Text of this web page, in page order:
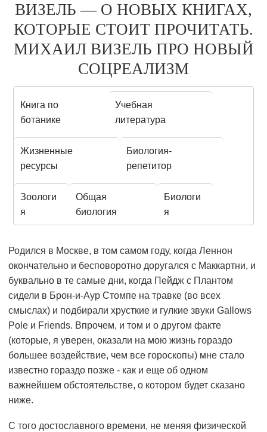
ВИЗЕЛЬ — О НОВЫХ КНИГАХ,
КОТОРЫЕ СТОИТ ПРОЧИТАТЬ.
МИХАИЛ ВИЗЕЛЬ ПРО НОВЫЙ
СОЦРЕАЛИЗМ
Книга по
ботанике
Учебная
литература
Жизненные
ресурсы
Биология-
репетитор
Зоологи
я
Общая
биология
Биологи
я
Родился в Москве, в том самом году, когда Леннон
окончательно и бесповоротно доругался с Маккартни, и
буквально в те самые дни, когда Пейдж с Плантом
сидели в Брон-и-Аур Стомпе на травке (во всех
смыслах) и подбирали хрусткие и гулкие звуки Gallows
Pole и Friends. Впрочем, и том и о другом факте
(которые, я уверен, оказали на мою жизнь гораздо
большее воздействие, чем все гороскопы) мне стало
известно гораздо позже - как и еще об одном
важнейшем обстоятельстве, о котором будет сказано
ниже.
С того достославного времени, не меняя физической